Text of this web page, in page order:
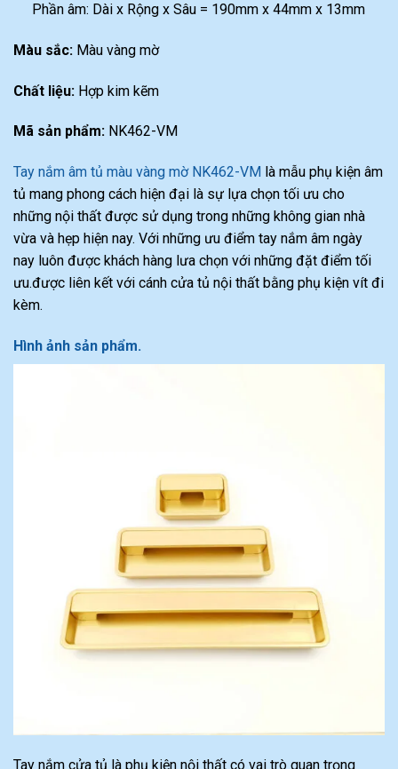
Phần âm: Dài x Rộng x Sâu = 190mm x 44mm x 13mm
Màu sắc: Màu vàng mờ
Chất liệu: Hợp kim kẽm
Mã sản phẩm: NK462-VM
Tay nắm âm tủ màu vàng mờ NK462-VM là mẫu phụ kiện âm
tủ mang phong cách hiện đại là sự lựa chọn tối ưu cho
những nội thất được sử dụng trong những không gian nhà
vừa và hẹp hiện nay. Với những ưu điểm tay nắm âm ngày
nay luôn được khách hàng lưa chọn với những đặt điểm tối
ưu.được liên kết với cánh cửa tủ nội thất bằng phụ kiện vít đi
kèm.
Hình ảnh sản phẩm.
Tay nắm cửa tủ là phụ kiện nội thất có vai trò quan trọng